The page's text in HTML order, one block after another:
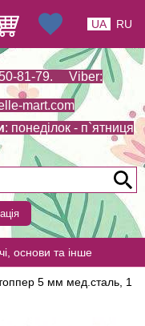
81-79. Viber:
mart.com
: понеділок - п`ятниця
UA RU
основи та інше
5 мм мед.сталь, 1